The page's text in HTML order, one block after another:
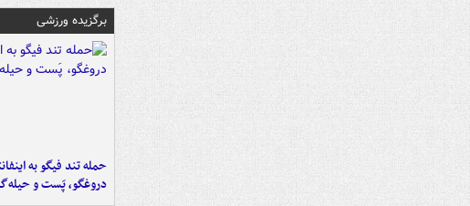
برگزیده ورزشی
حمله تند فیگو به
دروغگو، پَست‌ و